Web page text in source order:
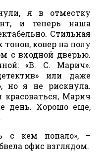
я в отместку
и теперь наша
Стильная
тонов, ковер на полу
с входной дверью.
«В. С. Марич».
или даже
но я не рискнула.
Марич
день. Хорошо еще,
с кем попало», –
офис взглядом.